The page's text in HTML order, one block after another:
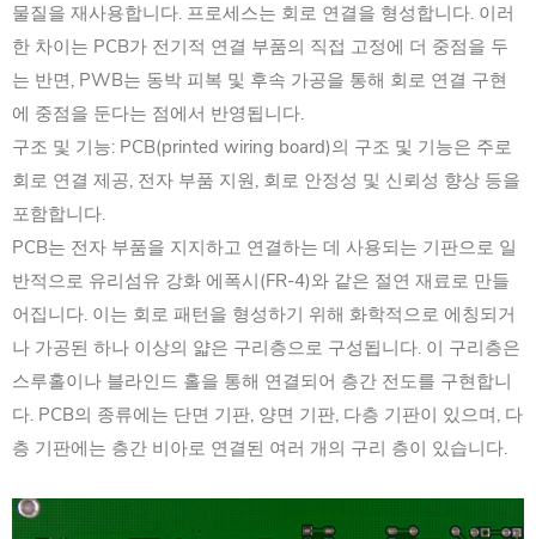
물질을 재사용합니다. 프로세스는 회로 연결을 형성합니다. ‌이러
한 차이는 PCB가 전기적 연결 부품의 직접 고정에 더 중점을 두
는 반면, PWB는 동박 피복 및 후속 가공을 통해 회로 연결 구현
에 중점을 둔다는 점에서 반영됩니다.
구조 및 기능: PCB(printed wiring board)의 구조 및 기능은 주로
회로 연결 제공, 전자 부품 지원, 회로 안정성 및 신뢰성 향상 등을
포함합니다. ‌
PCB는 전자 부품을 지지하고 연결하는 데 사용되는 기판으로 일
반적으로 유리섬유 강화 에폭시(FR-4)와 같은 절연 재료로 만들
어집니다. ‌이는 회로 패턴을 형성하기 위해 화학적으로 에칭되거
나 가공된 하나 이상의 얇은 구리층으로 구성됩니다. ‌이 구리층은
스루홀이나 블라인드 홀을 통해 연결되어 층간 전도를 구현합니
다. PCB의 종류에는 단면 기판, 양면 기판, 다층 기판이 있으며, 다
층 기판에는 층간 비아로 연결된 여러 개의 구리 층이 있습니다. ‌